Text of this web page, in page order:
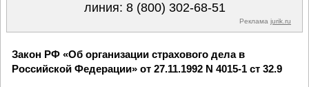
линия: 8 (800) 302-68-51
Реклама jurik.ru
Закон РФ «Об организации страхового дела в
Российской Федерации» от 27.11.1992 N 4015-1 ст 32.9